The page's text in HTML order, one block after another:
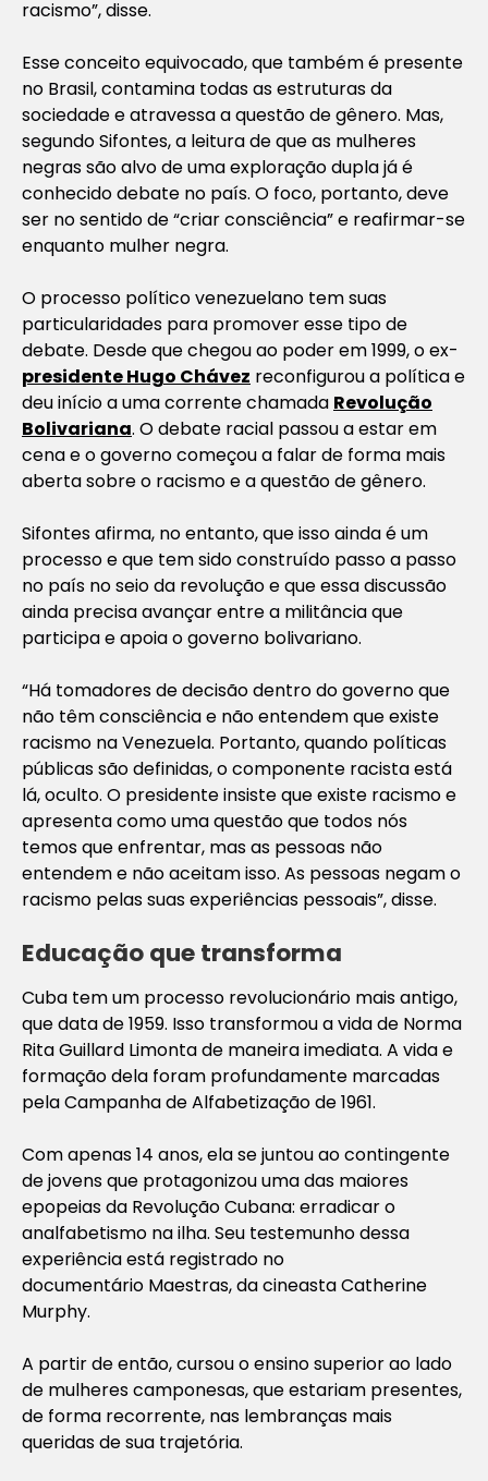
racismo”, disse.
Esse conceito equivocado, que também é presente
no Brasil, contamina todas as estruturas da
sociedade e atravessa a questão de gênero. Mas,
segundo Sifontes, a leitura de que as mulheres
negras são alvo de uma exploração dupla já é
conhecido debate no país. O foco, portanto, deve
ser no sentido de “criar consciência” e reafirmar-se
enquanto mulher negra.
O processo político venezuelano tem suas
particularidades para promover esse tipo de
debate. Desde que chegou ao poder em 1999, o ex-
presidente Hugo Chávez reconfigurou a política e
deu início a uma corrente chamada Revolução
Bolivariana. O debate racial passou a estar em
cena e o governo começou a falar de forma mais
aberta sobre o racismo e a questão de gênero.
Sifontes afirma, no entanto, que isso ainda é um
processo e que tem sido construído passo a passo
no país no seio da revolução e que essa discussão
ainda precisa avançar entre a militância que
participa e apoia o governo bolivariano.
“Há tomadores de decisão dentro do governo que
não têm consciência e não entendem que existe
racismo na Venezuela. Portanto, quando políticas
públicas são definidas, o componente racista está
lá, oculto. O presidente insiste que existe racismo e
apresenta como uma questão que todos nós
temos que enfrentar, mas as pessoas não
entendem e não aceitam isso. As pessoas negam o
racismo pelas suas experiências pessoais”, disse.
Educação que transforma
Cuba tem um processo revolucionário mais antigo,
que data de 1959. Isso transformou a vida de Norma
Rita Guillard Limonta de maneira imediata. A vida e
formação dela foram profundamente marcadas
pela Campanha de Alfabetização de 1961.
Com apenas 14 anos, ela se juntou ao contingente
de jovens que protagonizou uma das maiores
epopeias da Revolução Cubana: erradicar o
analfabetismo na ilha. Seu testemunho dessa
experiência está registrado no
documentário Maestras, da cineasta Catherine
Murphy.
A partir de então, cursou o ensino superior ao lado
de mulheres camponesas, que estariam presentes,
de forma recorrente, nas lembranças mais
queridas de sua trajetória.